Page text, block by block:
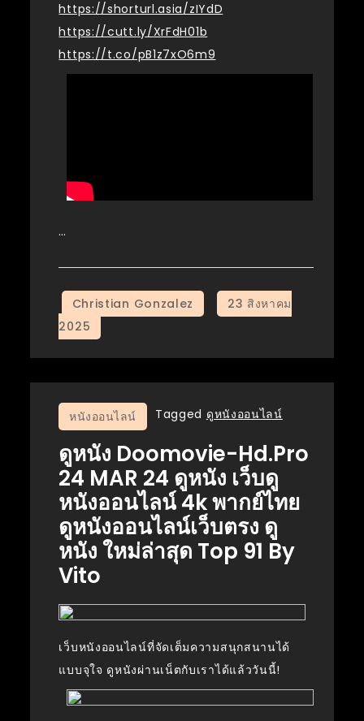
https://shorturl.asia/zIYdD
https://cutt.ly/XrFdH01b
https://t.co/pB1z7xO6m9
…
หนังออนไลน์ Tagged ดูหนังออนไลน์
ดูหนัง Doomovie-Hd.pro
24 MAR 24 ดูหนัง เว็บดู
หนังออนไลน์ 4k พากย์ไทย
ดูหนังออนไลน์เว็บตรง ดู
หนัง ใหม่ล่าสุด Top 91 By
Vito
เว็บหนังออนไลน์ที่จัดเต็มความสนุกสนานได้
แบบจุใจ ดูหนังผ่านเน็ตกับเราได้แล้ววันนี้!